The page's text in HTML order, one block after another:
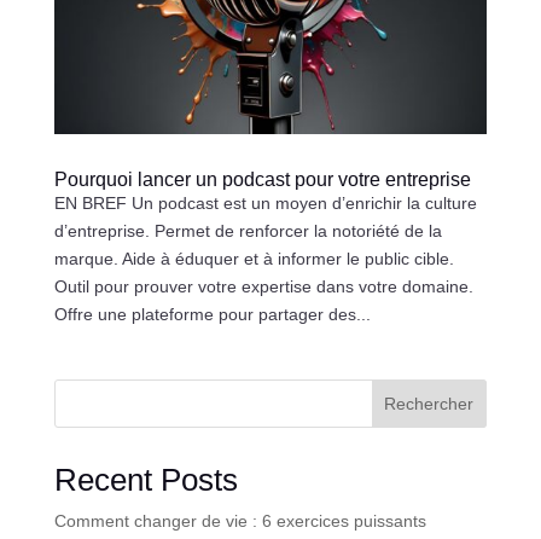
Pourquoi lancer un podcast pour votre entreprise
EN BREF Un podcast est un moyen d’enrichir la culture
d’entreprise. Permet de renforcer la notoriété de la
marque. Aide à éduquer et à informer le public cible.
Outil pour prouver votre expertise dans votre domaine.
Offre une plateforme pour partager des...
Rechercher
Recent Posts
Comment changer de vie : 6 exercices puissants